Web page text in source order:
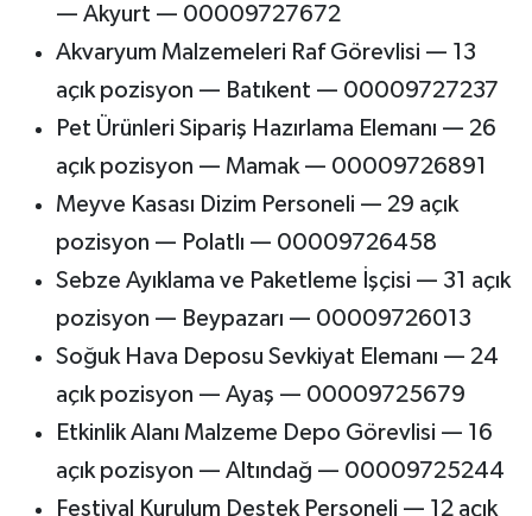
— Akyurt — 00009727672
Akvaryum Malzemeleri Raf Görevlisi — 13
açık pozisyon — Batıkent — 00009727237
Pet Ürünleri Sipariş Hazırlama Elemanı — 26
açık pozisyon — Mamak — 00009726891
Meyve Kasası Dizim Personeli — 29 açık
pozisyon — Polatlı — 00009726458
Sebze Ayıklama ve Paketleme İşçisi — 31 açık
pozisyon — Beypazarı — 00009726013
Soğuk Hava Deposu Sevkiyat Elemanı — 24
açık pozisyon — Ayaş — 00009725679
Etkinlik Alanı Malzeme Depo Görevlisi — 16
açık pozisyon — Altındağ — 00009725244
Festival Kurulum Destek Personeli — 12 açık